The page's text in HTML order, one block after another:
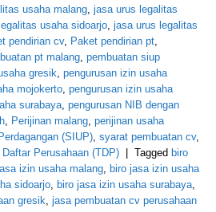
usaha malang jasa urus legalitas
usaha sidoarjo jasa urus legalitas
pendirian cv, Paket pendirian pt
pt malang pembuatan siup
gresik pengurusan izin usaha
mojokerto pengurusan izin usaha
surabaya pengurusan NIB dengan
Perijinan malang perijinan usaha
(SIUP) syarat pembuatan cv,
Daftar Perusahaan (TDP) Tagged biro
izin usaha malang
biro jasa izin usaha
sidoarjo biro jasa izin usaha surabaya
gresik jasa pembuatan cv perusahaan